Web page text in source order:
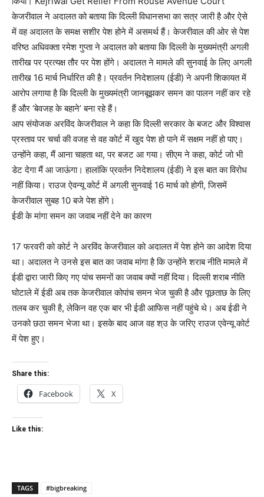
केजरीवाल ने अदालत को बताया कि दिल्ली विधानसभा का सत्र जारी है और ऐसे
में वह अदालत के समक्ष सशीर पेश होने में असमर्थ हैं। केजरीवाल की ओर से पेश
वरिष्ठ अधिवक्ता रमेश गुप्ता ने अदालत को बताया कि दिल्ली के मुख्यमंत्री अगली
तारीख पर प्रत्यक्ष तौर पर पेश होंगे। अदालत ने मामले की सुनवाई के लिए अगली
तारीख 16 मार्च निर्धारित की है। प्रवर्तन निदेशालय (ईडी) ने अपनी शिकायत में
आरोप लगाया है कि दिल्ली के मुख्यमंत्री जानबूझकर समन का पालन नहीं कर रहे
हैं और ‘बेवजह के बहाने’ बना रहे हैं।
आप संयोजक अरविंद केजरीवाल ने कहा कि दिल्ली सरकार के बजट और विश्वास
प्रस्ताव पर चर्चा की वजह से वह कोर्ट में खुद पेश हो पाने में सक्षम नहीं हो पाए।
उन्होंने कहा, मैं आना चाहता था, पर बजट आ गया। सीएम ने कहा, कोर्ट जो भी
डेट देगा मैं आ जाऊंगा। हालांकि प्रवर्तन निदेशालय (ईडी) ने इस बात का विरोध
नहीं किया। राउज ऐवन्यू कोर्ट में अगली सुनवाई 16 मार्च को होगी, जिसमें
केजरीवाल सुबह 10 बजे पेश होंगे।
ईडी के मांगा समन का जवाब नहीं देने का कारण
17 फरवरी को कोर्ट ने अरविंद केजरीवाल को अदालत में पेश होने का आदेश दिया
था। अदालत ने उनसे इस बात का जवाब मांगा है कि उन्होंने शराब नीति मामले में
ईडी द्वारा जारी किए गए पांच समनों का जवाब क्यों नहीं दिया। दिल्ली शराब नीति
घोटाले में ईडी अब तक केजरीवाल कोपांच समन भेज चुकी है और पूछताछ के लिए
तलब कर चुकी है, लेकिन वह एक बार भी ईडी आफिस नहीं पहुंचे थे। अब ईडी ने
उनको छठा समन भेजा था। इसके बाद आज वह श्उ के जरिए राउज एवेन्यू कोर्ट
में पेश हुए।
Share this:
Facebook X
Like this:
TAGS #bigbreaking